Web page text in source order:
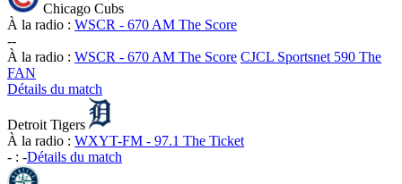
Chicago Cubs
À la radio : WSCR - 670 AM The Score
--
À la radio : WSCR - 670 AM The Score CJCL Sportsnet 590 The
FAN
Détails du match
Detroit Tigers
À la radio : WXYT-FM - 97.1 The Ticket
- : -Détails du match